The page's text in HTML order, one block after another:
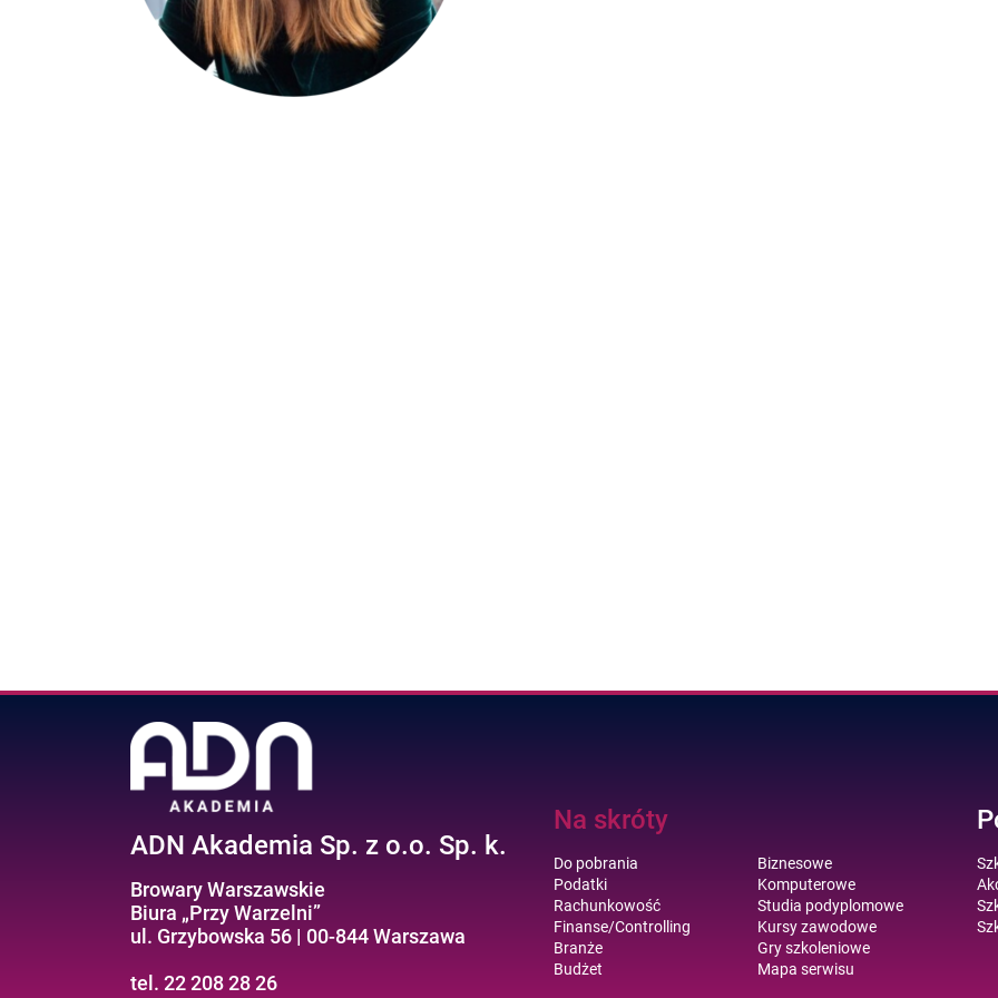
ADN Akademia Sp. z o.o. Sp. k.
Browary Warszawskie
Biura „Przy Warzelni”
ul. Grzybowska 56 | 00-844 Warszawa
tel. 22 208 28 26
Na skróty
Do pobrania
Podatki
Rachunkowość
Finanse/Controlling
Branże
Budżet
Biznesowe
Komputerowe
Studia podyplomowe
Kursy zawodowe
Gry szkoleniowe
Mapa serwisu